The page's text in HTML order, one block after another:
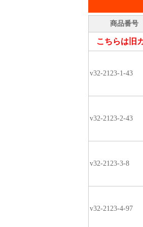
商品番号
こちらは旧
v32-2123-1-43
v32-2123-2-43
v32-2123-3-8
v32-2123-4-97